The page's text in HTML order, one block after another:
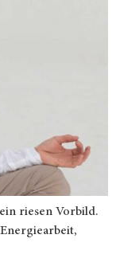
riesen Vorbild.